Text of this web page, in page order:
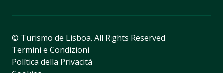
© Turismo de Lisboa. All Rights Reserved
Termini e Condizioni
Política della Privacitá